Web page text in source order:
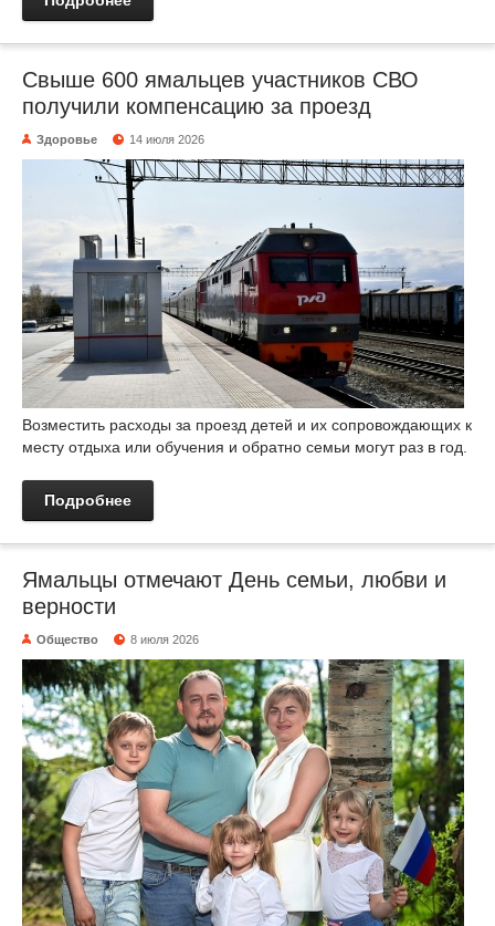
Свыше 600 ямальцев участников СВО
получили компенсацию за проезд
Здоровье 14 июля 2026
Возместить расходы за проезд детей и их сопровождающих к
месту отдыха или обучения и обратно семьи могут раз в год.
Подробнее
Ямальцы отмечают День семьи, любви и
верности
Общество 8 июля 2026